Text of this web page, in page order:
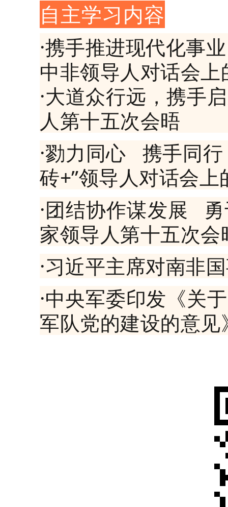
自主学习内容
·携手推进现代化事
中非领导人对话会
·大道众行远，携手
人第十五次会晤
·勠力同心 携手同
砖+”领导人对话会上
·团结协作谋发展
家领导人第十五次
·习近平主席对南非
·中央军委印发《关
军队党的建设的意见